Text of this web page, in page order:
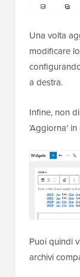
Una volta
modificare
a destra.
Infine, non
‘Aggiorna’
Puoi quindi
archivi